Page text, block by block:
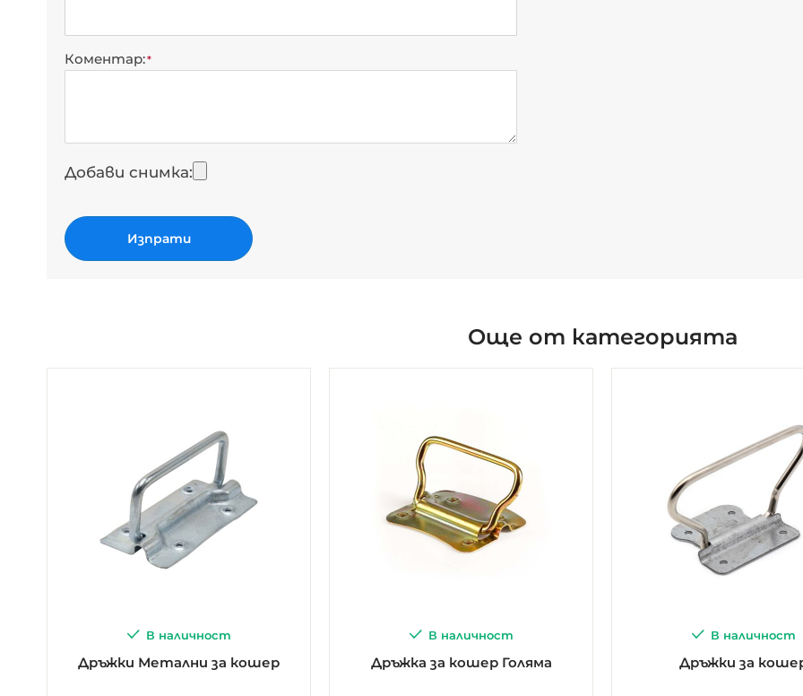
Коментар
Добави снимка
Изпрати
Още от категорията
В наличност
Дръжки Метални за кошер
В наличност
Дръжка за кошер Голяма
В наличност
Дръжки за